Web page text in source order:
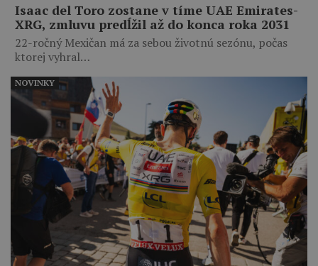
Isaac del Toro zostane v tíme UAE Emirates-
XRG, zmluvu predĺžil až do konca roka 2031
22-ročný Mexičan má za sebou životnú sezónu, počas
ktorej vyhral…
NOVINKY